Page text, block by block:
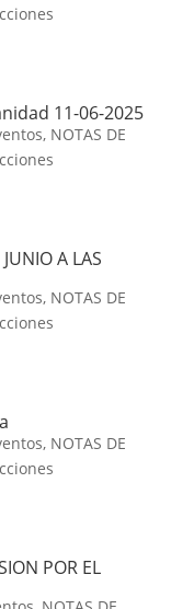
11-06-2025
, NOTAS DE
A LAS
, NOTAS DE
, NOTAS DE
POR EL